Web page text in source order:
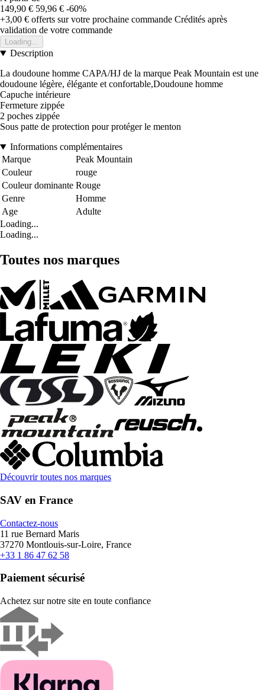
149,90 € 59,96 € -60%
+3,00 € offerts sur votre prochaine commande Crédités après
validation de votre commande
Loading...
Description
La doudoune homme CAPA/HJ de la marque Peak Mountain est une
doudoune légère, élégante et confortable,Doudoune homme
Capuche intérieure
Fermeture zippée
2 poches zippée
Sous patte de protection pour protéger le menton
Informations complémentaires
Marque
Peak Mountain
Couleur
rouge
Couleur dominante Rouge
Genre
Homme
Age
Adulte
Loading...
Loading...
Toutes nos marques
Découvrir toutes nos marques
SAV en France
Contactez-nous
11 rue Bernard Maris
37270 Montlouis-sur-Loire, France
+33 1 86 47 62 58
Paiement sécurisé
Achetez sur notre site en toute confiance